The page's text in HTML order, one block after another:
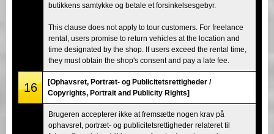
butikkens samtykke og betale et forsinkelsesgebyr.
This clause does not apply to tour customers. For freelance
rental, users promise to return vehicles at the location and
time designated by the shop. If users exceed the rental time,
they must obtain the shop's consent and pay a late fee.
16
[Ophavsret, Portræt- og Publicitetsrettigheder /
Copyrights, Portrait and Publicity Rights]
Brugeren accepterer ikke at fremsætte nogen krav på
ophavsret, portræt- og publicitetsrettigheder relateret til